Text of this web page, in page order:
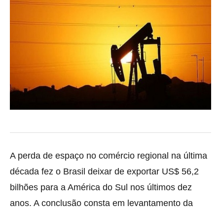
A perda de espaço no comércio regional na última
década fez o Brasil deixar de exportar US$ 56,2
bilhões para a América do Sul nos últimos dez
anos. A conclusão consta em levantamento da